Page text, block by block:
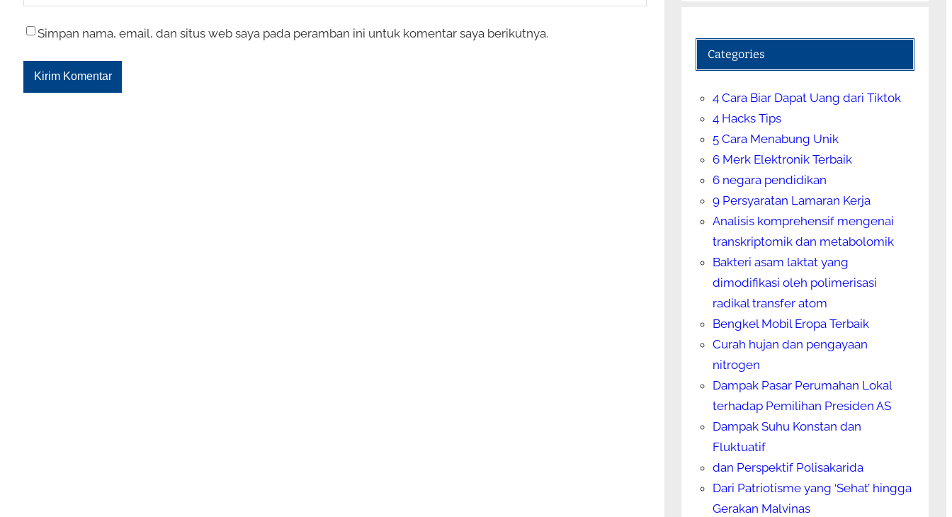
Simpan nama, email, dan situs web saya pada peramban ini untuk komentar saya berikutnya.
Categories
4 Cara Biar Dapat Uang dari Tiktok
4 Hacks Tips
5 Cara Menabung Unik
6 Merk Elektronik Terbaik
6 negara pendidikan
9 Persyaratan Lamaran Kerja
Analisis komprehensif mengenai
transkriptomik dan metabolomik
Bakteri asam laktat yang
dimodifikasi oleh polimerisasi
radikal transfer atom
Bengkel Mobil Eropa Terbaik
Curah hujan dan pengayaan
nitrogen
Dampak Pasar Perumahan Lokal
terhadap Pemilihan Presiden AS
Dampak Suhu Konstan dan
Fluktuatif
dan Perspektif Polisakarida
Dari Patriotisme yang ‘Sehat’ hingga
Gerakan Malvinas